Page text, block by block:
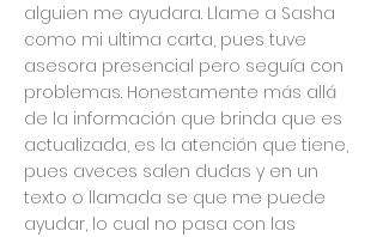
alguien me ayudara. Llame a Sasha
como mi ultima carta, pues tuve
asesora presencial pero seguía con
problemas. Honestamente más allá
de la información que brinda que es
actualizada, es la atención que tiene,
pues aveces salen dudas y en un
texto o llamada se que me puede
ayudar, lo cual no pasa con las